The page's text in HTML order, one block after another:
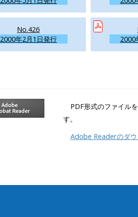
No.426
2000年2月1日発行
2000
PDF形式のファイル
す。
Adobe Readerのダ